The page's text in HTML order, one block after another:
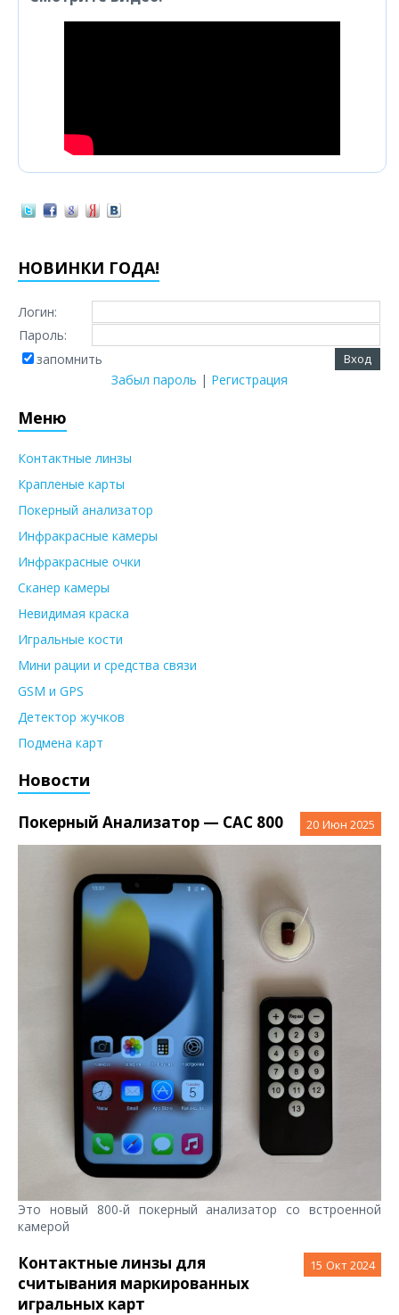
НОВИНКИ ГОДА!
Логин:
Пароль:
запомнить
Забыл пароль | Регистрация
Меню
Контактные линзы
Крапленые карты
Покерный анализатор
Инфракрасные камеры
Инфракрасные очки
Сканер камеры
Невидимая краска
Игральные кости
Мини рации и средства связи
GSM и GPS
Детектор жучков
Подмена карт
Новости
20 Июн 2025
Покерный Анализатор — CAC 800
Это новый 800-й покерный анализатор со встроенной
камерой
15 Окт 2024
Контактные линзы для
считывания маркированных
игральных карт